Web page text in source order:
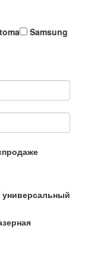
Samsung
универсальный